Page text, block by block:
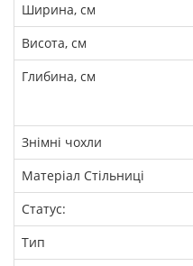
Ширина, см
Висота, см
Глибина, см
Знімні чохли
Матеріал Стільниці
Статус:
Тип